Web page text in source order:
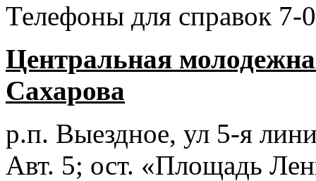
Телефоны для справок 7-
Центральная
Сахарова
р.п. Выездное, ул 5-я
Авт. 5; ост. «Площадь